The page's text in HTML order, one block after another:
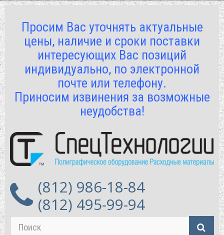
Просим Вас уточнять актуальные
цены, наличие и сроки поставки
интересующих Вас позиций
индивидуально, по электронной
почте или телефону.
Приносим извинения за возможные
неудобства!
(812) 986-18-84
(812) 495-99-94